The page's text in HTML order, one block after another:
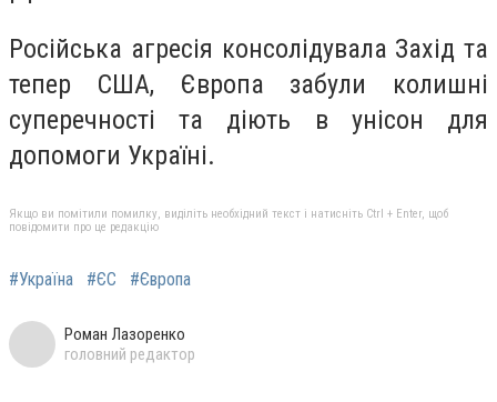
Російська агресія консолідувала Захід та
тепер США, Європа забули колишні
суперечності та діють в унісон для
допомоги Україні.
Якщо ви помітили помилку, виділіть необхідний текст і натисніть Ctrl + Enter, щоб
повідомити про це редакцію
#Україна #ЄС #Європа
Роман Лазоренко
головний редактор